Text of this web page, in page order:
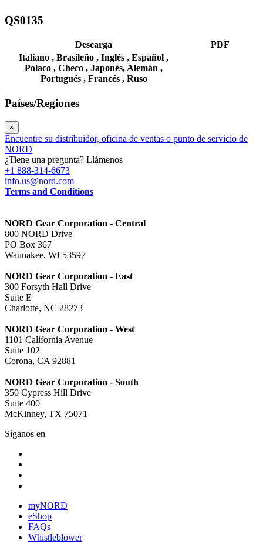
QS0135
Descarga
PDF
Italiano , Brasileño , Inglés , Español ,
Polaco , Checo , Japonés, Alemán ,
Portugués , Francés , Ruso
Países/Regiones
×
Encuentre su distribuidor, oficina de ventas o punto de servicio de
NORD
¿Tiene una pregunta? Llámenos
+1 888-314-6673
info.us@nord.com
Terms and Conditions
NORD Gear Corporation - Central
800 NORD Drive
PO Box 367
Waunakee, WI 53597
NORD Gear Corporation - East
300 Forsyth Hall Drive
Suite E
Charlotte, NC 28273
NORD Gear Corporation - West
1101 California Avenue
Suite 102
Corona, CA 92881
NORD Gear Corporation - South
350 Cypress Hill Drive
Suite 400
McKinney, TX 75071
Síganos en
myNORD
eShop
FAQs
Whistleblower